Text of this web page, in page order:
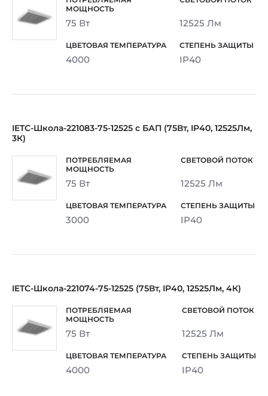
75 Вт 12525 Лм
4000 IP40
IETC-Школа-221083-75-12525 с БАП (75Вт, IP40, 12525Лм,
3К)
75 Вт 12525 Лм
3000 IP40
IETC-Школа-221074-75-12525 (75Вт, IP40, 12525Лм, 4К)
75 Вт 12525 Лм
4000 IP40